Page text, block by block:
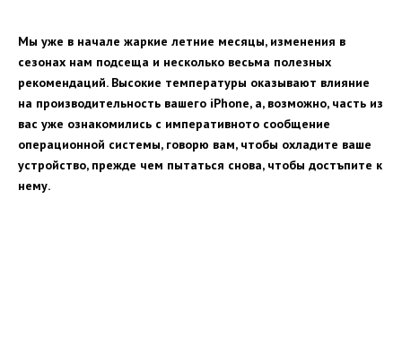
Мы уже в начале жаркие летние месяцы, изменения в
сезонах нам подсеща и несколько весьма полезных
рекомендаций. Высокие температуры оказывают влияние
на производительность вашего iPhone, а, возможно, часть из
вас уже ознакомились с императивното сообщение
операционной системы, говорю вам, чтобы охладите ваше
устройство, прежде чем пытаться снова, чтобы достъпите к
нему.